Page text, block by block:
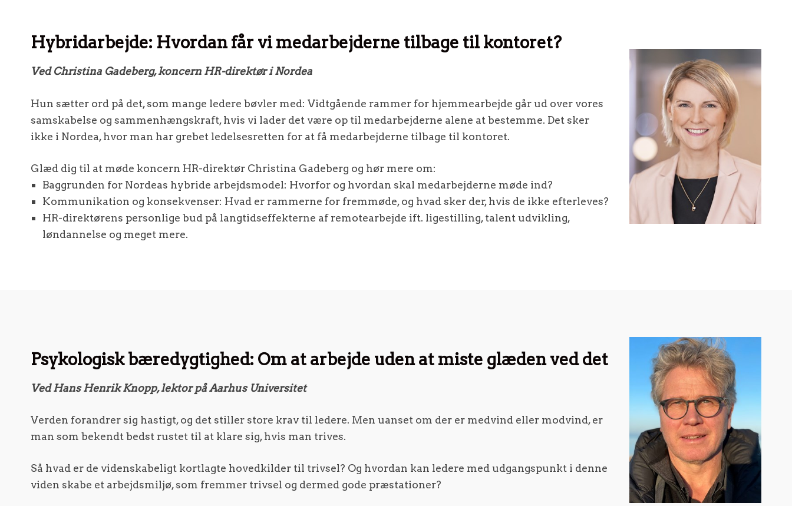
Hybridarbejde: Hvordan får vi medarbejderne tilbage til kontoret?
Ved Christina Gadeberg, koncern HR-direktør i Nordea
Hun sætter ord på det, som mange ledere bøvler med: Vidtgående rammer for hjemmearbejde går ud over vores
samskabelse og sammenhængskraft, hvis vi lader det være op til medarbejderne alene at bestemme. Det sker
ikke i Nordea, hvor man har grebet ledelsesretten for at få medarbejderne tilbage til kontoret.
Glæd dig til at møde koncern HR-direktør Christina Gadeberg og hør mere om:
Baggrunden for Nordeas hybride arbejdsmodel: Hvorfor og hvordan skal medarbejderne møde ind?
Kommunikation og konsekvenser: Hvad er rammerne for fremmøde, og hvad sker der, hvis de ikke efterleves?
HR-direktørens personlige bud på langtidseffekterne af remotearbejde ift. ligestilling, talent udvikling,
løndannelse og meget mere.
Psykologisk bæredygtighed: Om at arbejde uden at miste glæden ved det
Ved Hans Henrik Knopp, lektor på Aarhus Universitet
Verden forandrer sig hastigt, og det stiller store krav til ledere. Men uanset om der er medvind eller modvind, er
man som bekendt bedst rustet til at klare sig, hvis man trives.
Så hvad er de videnskabeligt kortlagte hovedkilder til trivsel? Og hvordan kan ledere med udgangspunkt i denne
viden skabe et arbejdsmiljø, som fremmer trivsel og dermed gode præstationer?